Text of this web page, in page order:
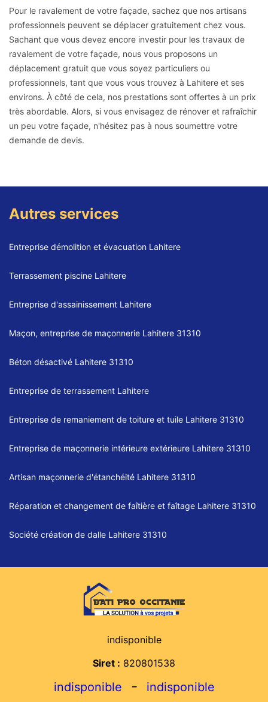
Pour le ravalement de votre façade, sachez que nos artisans
professionnels peuvent se déplacer gratuitement chez vous.
Sachant que vous devez encore investir pour les travaux de
ravalement de votre façade, nous vous proposons un
déplacement gratuit que vous soyez particuliers ou
professionnels, tant que vous vous trouvez à Lahitere et ses
environs. À côté de cela, nos prestations sont offertes à un prix
très abordable. Alors, si vous envisagez de rénover et rafraîchir
un peu votre façade, n'hésitez pas à nous soumettre votre
demande de devis.
Autres services
Entreprise démolition et évacuation Lahitere
Terrassement piscine Lahitere
Entreprise d'assainissement Lahitere
Maçon, entreprise de maçonnerie Lahitere 31310
Béton désactivé Lahitere 31310
Entreprise de terrassement Lahitere
Entreprise de remaniement de toiture et tuile Lahitere 31310
Entreprise de maçonnerie intérieure extérieure Lahitere 31310
Artisan maçonnerie d'étanchéité Lahitere 31310
Réparation et changement de faîtière et faîtage Lahitere 31310
Société création de dalle Lahitere 31310
indisponible
Siret : 820801538
indisponible - indisponible